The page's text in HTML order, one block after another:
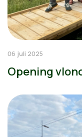
06 juli 2025
Opening